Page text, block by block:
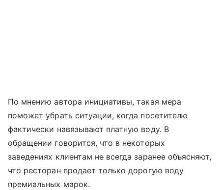
По мнению автора инициативы, такая мера
поможет убрать ситуации, когда посетителю
фактически навязывают платную воду. В
обращении говорится, что в некоторых
заведениях клиентам не всегда заранее объясняют,
что ресторан продает только дорогую воду
премиальных марок.